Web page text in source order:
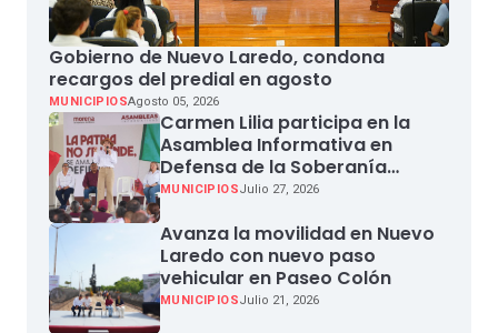
Gobierno de Nuevo Laredo, condona
recargos del predial en agosto
MUNICIPIOSAgosto 05, 2026
Carmen Lilia participa en la
Asamblea Informativa en
Defensa de la Soberanía
Nacional en Miguel Aleman
MUNICIPIOSJulio 27, 2026
Avanza la movilidad en Nuevo
Laredo con nuevo paso
vehicular en Paseo Colón
MUNICIPIOSJulio 21, 2026